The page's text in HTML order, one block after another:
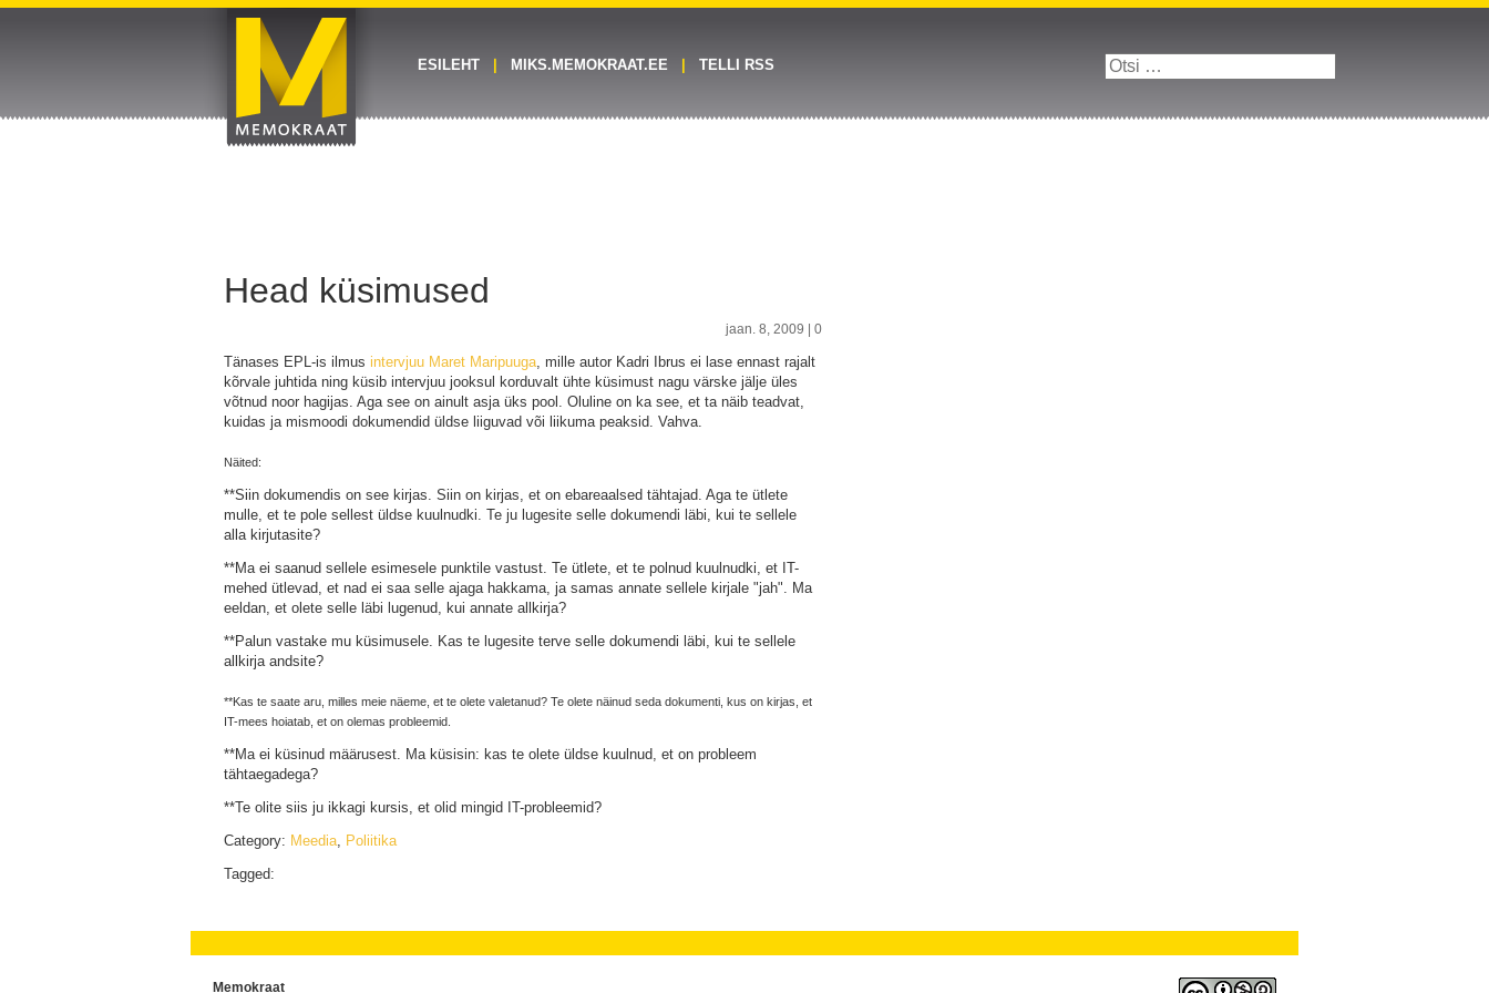
ESILEHT MIKS.MEMOKRAAT.EE TELLI RSS
Head küsimused
jaan. 8, 2009 | 0
Tänases EPL-is ilmus intervjuu Maret Maripuuga, mille autor Kadri Ibrus ei lase ennast rajalt
kõrvale juhtida ning küsib intervjuu jooksul korduvalt ühte küsimust nagu värske jälje üles
võtnud noor hagijas. Aga see on ainult asja üks pool. Oluline on ka see, et ta näib teadvat,
kuidas ja mismoodi dokumendid üldse liiguvad või liikuma peaksid. Vahva.
Näited:
**Siin dokumendis on see kirjas. Siin on kirjas, et on ebareaalsed tähtajad. Aga te ütlete
mulle, et te pole sellest üldse kuulnudki. Te ju lugesite selle dokumendi läbi, kui te sellele
alla kirjutasite?
**Ma ei saanud sellele esimesele punktile vastust. Te ütlete, et te polnud kuulnudki, et IT-
mehed ütlevad, et nad ei saa selle ajaga hakkama, ja samas annate sellele kirjale "jah". Ma
eeldan, et olete selle läbi lugenud, kui annate allkirja?
**Palun vastake mu küsimusele. Kas te lugesite terve selle dokumendi läbi, kui te sellele
allkirja andsite?
**Kas te saate aru, milles meie näeme, et te olete valetanud? Te olete näinud seda dokumenti, kus on kirjas, et
IT-mees hoiatab, et on olemas probleemid.
**Ma ei küsinud määrusest. Ma küsisin: kas te olete üldse kuulnud, et on probleem
tähtaegadega?
**Te olite siis ju ikkagi kursis, et olid mingid IT-probleemid?
Category: Meedia, Poliitika
Tagged:
Memokraat